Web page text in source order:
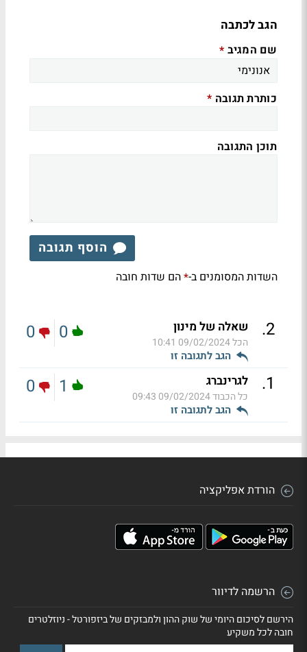
הגב לכתבה
שם המגיב *
כותרת תגובה *
תוכן התגובה
הוסף תגובה
השדות המסומנים ב-*הם שדות חובה
2
. שאלה של מינון
הכל09/02/2024 10:41
הגב לתגובה זו
0
0
1
. לגרינברג
כל הכבוד09/02/2024 09:43
הגב לתגובה זו
1
0
הורדת אפליקציה
הרשמה לדיוור
הירשם לסיכום היומי של שוק ההון ולמבזקים של ביזפורטל - ניוזלטרים
חובה לכל משקיע